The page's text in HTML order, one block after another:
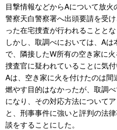
目撃情報などからAについて放
警察天白警察署へ出頭要請を受
った在宅捜査が行われることとな
しかし、取調べにおいては、A
で、隣接したW所有の空き家に火
捜査官に疑われていることに気付
Aは、空き家に火を付けたのは
燃やす目的はなかったが、取調
になり、その対応方法について
と、刑事事件に強いと評判の法
談をすることにした。